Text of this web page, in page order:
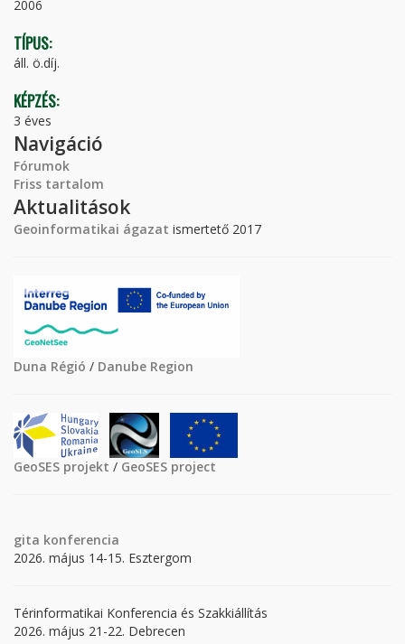
2006
TÍPUS:
áll. ö.díj.
KÉPZÉS:
3 éves
Navigáció
Fórumok
Friss tartalom
Aktualitások
Geoinformatikai ágazat ismertető 2017
Duna Régió / Danube Region
GeoSES projekt / GeoSES project
gita konferencia
2026. május 14-15. Esztergom
Térinformatikai Konferencia és Szakkiállítás
2026. május 21-22. Debrecen